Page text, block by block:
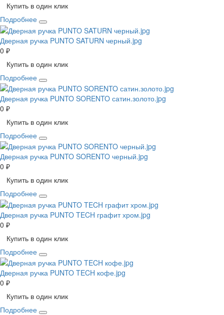
Купить в один клик
Подробнее
Дверная ручка PUNTO SATURN черный.jpg
0 ₽
Купить в один клик
Подробнее
Дверная ручка PUNTO SORENTO сатин.золото.jpg
0 ₽
Купить в один клик
Подробнее
Дверная ручка PUNTO SORENTO черный.jpg
0 ₽
Купить в один клик
Подробнее
Дверная ручка PUNTO TECH графит хром.jpg
0 ₽
Купить в один клик
Подробнее
Дверная ручка PUNTO TECH кофе.jpg
0 ₽
Купить в один клик
Подробнее